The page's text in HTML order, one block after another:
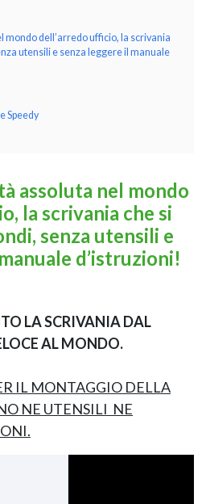
GIANO WOOD –
mondo dell’arredo ufficio, la scrivania
utensili e senza leggere il manuale
Speedy
assoluta nel mondo
la scrivania che si
senza utensili e
d’istruzioni!
LA SCRIVANIA DAL
AL MONDO.
IL MONTAGGIO DELLA
NE UTENSILI NE